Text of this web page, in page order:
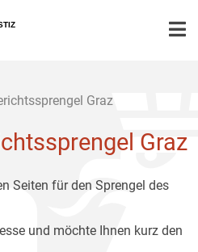
Graz
Graz
Seiten für den Sprengel des
und möchte Ihnen kurz den